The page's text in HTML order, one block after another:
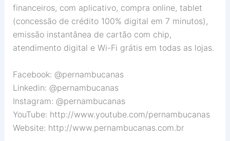
financeiros, com aplicativo, compra online, tablet
(concessão de crédito 100% digital em 7 minutos),
emissão instantânea de cartão com chip,
atendimento digital e Wi-Fi grátis em todas as lojas.
Facebook: @pernambucanas
Linkedin: @pernambucanas
Instagram: @pernambucanas
YouTube: http://www.youtube.com/pernambucanas
Website: http://www.pernambucanas.com.br